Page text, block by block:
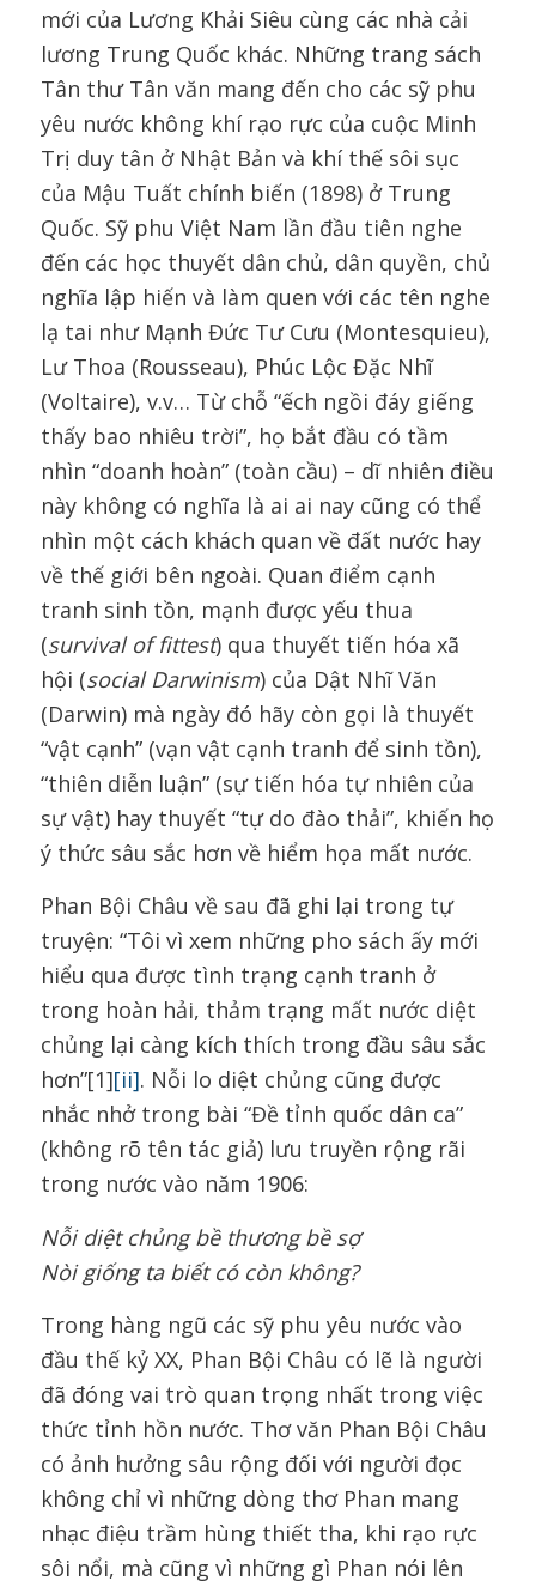
mới của Lương Khải Siêu cùng các nhà cải
lương Trung Quốc khác. Những trang sách
Tân thư Tân văn mang đến cho các sỹ phu
yêu nước không khí rạo rực của cuộc Minh
Trị duy tân ở Nhật Bản và khí thế sôi sục
của Mậu Tuất chính biến (1898) ở Trung
Quốc. Sỹ phu Việt Nam lần đầu tiên nghe
đến các học thuyết dân chủ, dân quyền, chủ
nghĩa lập hiến và làm quen với các tên nghe
lạ tai như Mạnh Đức Tư Cưu (Montesquieu),
Lư Thoa (Rousseau), Phúc Lộc Đặc Nhĩ
(Voltaire), v.v… Từ chỗ “ếch ngồi đáy giếng
thấy bao nhiêu trời”, họ bắt đầu có tầm
nhìn “doanh hoàn” (toàn cầu) – dĩ nhiên điều
này không có nghĩa là ai ai nay cũng có thể
nhìn một cách khách quan về đất nước hay
về thế giới bên ngoài. Quan điểm cạnh
tranh sinh tồn, mạnh được yếu thua
(survival of fittest) qua thuyết tiến hóa xã
hội (social Darwinism) của Dật Nhĩ Văn
(Darwin) mà ngày đó hãy còn gọi là thuyết
“vật cạnh” (vạn vật cạnh tranh để sinh tồn),
“thiên diễn luận” (sự tiến hóa tự nhiên của
sự vật) hay thuyết “tự do đào thải”, khiến họ
ý thức sâu sắc hơn về hiểm họa mất nước.
Phan Bội Châu về sau đã ghi lại trong tự
truyện: “Tôi vì xem những pho sách ấy mới
hiểu qua được tình trạng cạnh tranh ở
trong hoàn hải, thảm trạng mất nước diệt
chủng lại càng kích thích trong đầu sâu sắc
hơn”[1][ii]. Nỗi lo diệt chủng cũng được
nhắc nhở trong bài “Đề tỉnh quốc dân ca”
(không rõ tên tác giả) lưu truyền rộng rãi
trong nước vào năm 1906:
Nỗi diệt chủng bề thương bề sợ
Nòi giống ta biết có còn không?
Trong hàng ngũ các sỹ phu yêu nước vào
đầu thế kỷ XX, Phan Bội Châu có lẽ là người
đã đóng vai trò quan trọng nhất trong việc
thức tỉnh hồn nước. Thơ văn Phan Bội Châu
có ảnh hưởng sâu rộng đối với người đọc
không chỉ vì những dòng thơ Phan mang
nhạc điệu trầm hùng thiết tha, khi rạo rực
sôi nổi, mà cũng vì những gì Phan nói lên